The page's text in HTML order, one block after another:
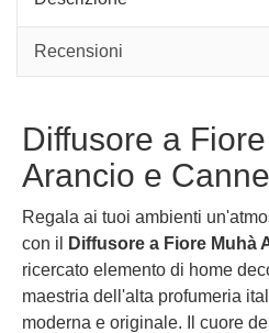
Recensioni
Diffusore a
Arancio e
Regala ai tuoi ambienti
con il
Diffusore a Fiore Muhà
ricercato elemento di home
maestria dell'alta profumeria
moderna e originale. Il cuore